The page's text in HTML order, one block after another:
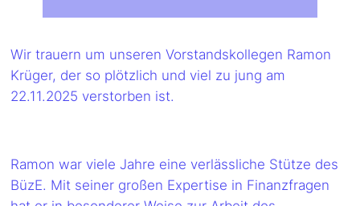
Wir trauern um unseren Vorstandskollegen Ramon
Krüger, der so plötzlich und viel zu jung am
22.11.2025 verstorben ist.
Ramon war viele Jahre eine verlässliche Stütze des
BüzE. Mit seiner großen Expertise in Finanzfragen